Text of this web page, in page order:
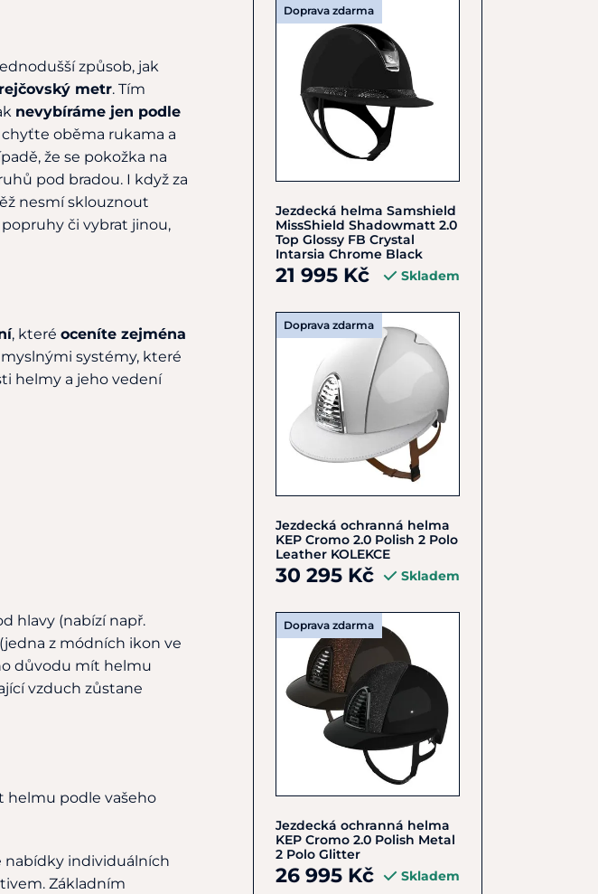
způsob, jak
metr. Tím
nevybíráme jen podle
oběma rukama a
že se pokožka na
pod bradou. I když za
nesmí sklouznout
či vybrat jinou,
, které oceníte zejména
systémy, které
helmy a jeho vedení
hlavy (nabízí např.
(jedna z módních ikon ve
důvodu mít helmu
vzduch zůstane
helmu podle vašeho
nabídky individuálních
Základním
Doprava zdarma
Jezdecká helma Samshield
MissShield Shadowmatt 2.0
Top Glossy FB Crystal
Intarsia Chrome Black
21 995 Kč Skladem
Doprava zdarma
Jezdecká ochranná helma
KEP Cromo 2.0 Polish 2 Polo
Leather KOLEKCE
30 295 Kč Skladem
Doprava zdarma
Jezdecká ochranná helma
KEP Cromo 2.0 Polish Metal
2 Polo Glitter
26 995 Kč Skladem